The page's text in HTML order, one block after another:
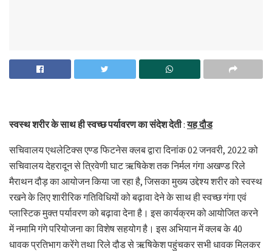
स्वस्थ शरीर के साथ ही स्वच्छ पर्यावरण का संदेश देती:यह दौड
सचिवालय एथलेटिक्स एण्ड फिटनेस क्लब द्वारा दिनांक 02 जनवरी, 2022 को
सचिवालय देहरादून से त्रिवेणी घाट ऋषिकेश तक निर्मल गंगा अखण्ड रिले
मैराथन दौड़ का आयोजन किया जा रहा है, जिसका मुख्य उद्देश्य शरीर को स्वस्थ
रखने के लिए शारीरिक गतिविधियों को बढ़ावा देने के साथ ही स्वच्छ गंगा एवं
प्लास्टिक मुक्त पर्यावरण को बढ़ावा देना है। इस कार्यक्रम को आयोजित करने
में नमामि गंगे परियोजना का विशेष सहयोग है। इस अभियान में क्लब के 40
धावक प्रतिभाग करेंगे तथा रिले दौड से ऋषिकेश पहुंचकर सभी धावक मिलकर